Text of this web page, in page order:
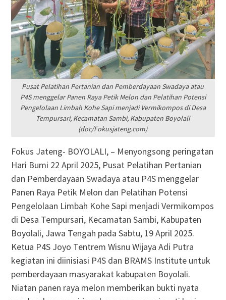
Pusat Pelatihan Pertanian dan Pemberdayaan Swadaya atau
P4S menggelar Panen Raya Petik Melon dan Pelatihan Potensi
Pengelolaan Limbah Kohe Sapi menjadi Vermikompos di Desa
Tempursari, Kecamatan Sambi, Kabupaten Boyolali
(doc/Fokusjateng.com)
Fokus Jateng- BOYOLALI, – Menyongsong peringatan
Hari Bumi 22 April 2025, Pusat Pelatihan Pertanian
dan Pemberdayaan Swadaya atau P4S menggelar
Panen Raya Petik Melon dan Pelatihan Potensi
Pengelolaan Limbah Kohe Sapi menjadi Vermikompos
di Desa Tempursari, Kecamatan Sambi, Kabupaten
Boyolali, Jawa Tengah pada Sabtu, 19 April 2025.
Ketua P4S Joyo Tentrem Wisnu Wijaya Adi Putra
kegiatan ini diinisiasi P4S dan BRAMS Institute untuk
pemberdayaan masyarakat kabupaten Boyolali.
Niatan panen raya melon memberikan bukti nyata